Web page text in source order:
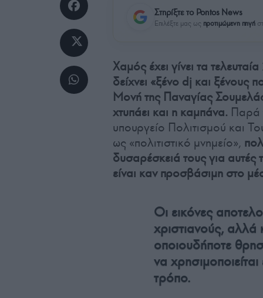
Στηρίξτε το Pontos News
Επιλέξτε μας ως προτιμώμενη πηγή
Χαμός έχει γίνει τα
δείχνει «ξένο dj και ξένους
Μονή της Παναγίας
χτυπάει και η καμπάνα. Παρά
υπουργείο Πολιτισμού και
ως «πολιτιστικό μνημείο»,
δυσαρέσκειά τους για αυτές
είναι καν προσβάσιμη στο
Οι εικόνες
χριστιανούς, αλλά
οποιουδήποτε
να
τρόπο.